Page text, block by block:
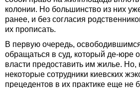
колонии. Но большинство из них
ранее, и без согласия
их прописать.
В первую очередь,
обращаться в суд, который де-юре
власти предоставить им жилье. Но,
некоторые сотрудники киевских
прецедентов в их практике еще не